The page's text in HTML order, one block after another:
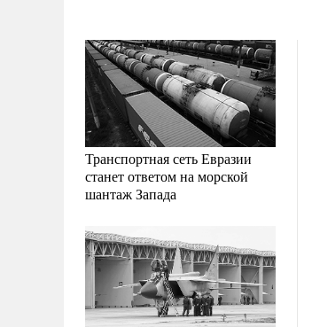
Транспортная сеть Евразии
станет ответом на морской
шантаж Запада